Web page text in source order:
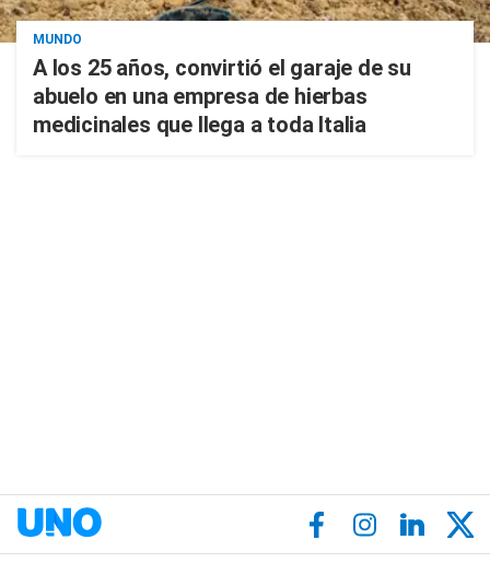
MUNDO
A los 25 años, convirtió el garaje de su
abuelo en una empresa de hierbas
medicinales que llega a toda Italia